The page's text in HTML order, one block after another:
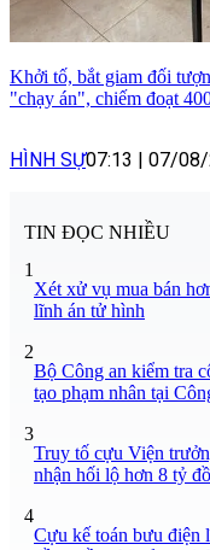
Khởi tố, bắt giam đối
"chạy án", chiếm đoạt
HÌNH SỰ07:13 | 07/08/
TIN ĐỌC NHIỀU
1
Xét xử vụ mua bán
lĩnh án tử hình
2
Bộ Công an kiểm tra
tạo phạm nhân tại
3
Truy tố cựu Viện
nhận hối lộ hơn 8 tỷ
4
Cựu kế toán bưu điện